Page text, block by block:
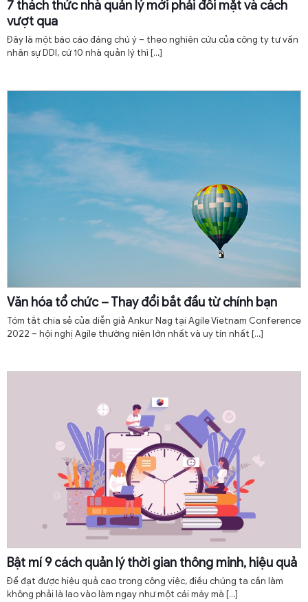
7 thách thức nhà quản lý mới phải đối mặt và cách
vượt qua
Đây là một báo cáo đáng chú ý – theo nghiên cứu của công ty tư vấn
nhân sự DDI, cứ 10 nhà quản lý thì […]
Văn hóa tổ chức – Thay đổi bắt đầu từ chính bạn
Tóm tắt chia sẻ của diễn giả Ankur Nag tại Agile Vietnam Conference
2022 – hội nghị Agile thường niên lớn nhất và uy tín nhất […]
Bật mí 9 cách quản lý thời gian thông minh, hiệu quả
Để đạt được hiệu quả cao trong công việc, điều chúng ta cần làm
không phải là lao vào làm ngay như một cái máy mà […]